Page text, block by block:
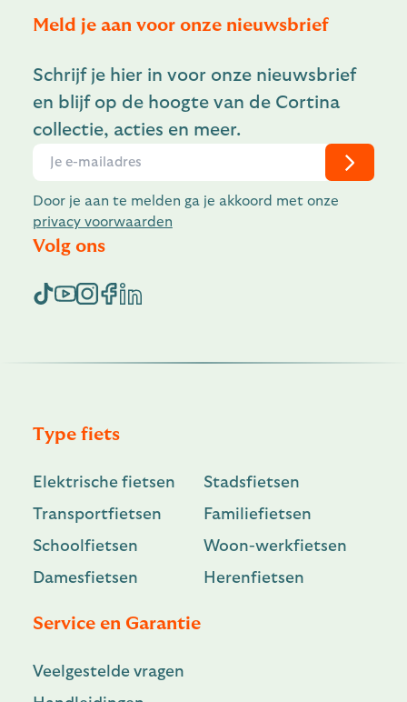
Meld je aan voor onze nieuwsbrief
Schrijf je hier in voor onze nieuwsbrief
en blijf op de hoogte van de Cortina
collectie, acties en meer.
Door je aan te melden ga je akkoord met onze
privacy voorwaarden
Volg ons
Type fiets
Elektrische fietsen
Stadsfietsen
Transportfietsen
Familiefietsen
Schoolfietsen
Woon-werkfietsen
Damesfietsen
Herenfietsen
Service en Garantie
Veelgestelde vragen